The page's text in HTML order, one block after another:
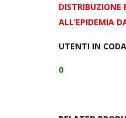
DISTRIBUZIONE
ALL’EPIDEMIA
UTENTI IN
0